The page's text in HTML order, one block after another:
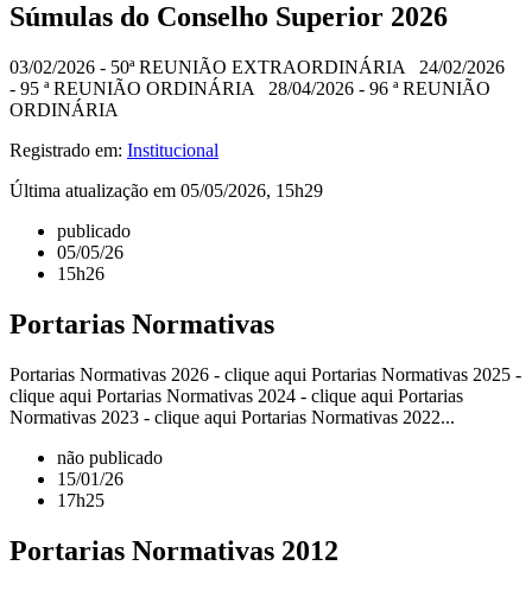
Súmulas do Conselho Superior 2026
03/02/2026 - 50ª REUNIÃO EXTRAORDINÁRIA 24/02/2026
- 95 ª REUNIÃO ORDINÁRIA 28/04/2026 - 96 ª REUNIÃO
ORDINÁRIA
Registrado em: Institucional
Última atualização em 05/05/2026, 15h29
publicado
05/05/26
15h26
Portarias Normativas
Portarias Normativas 2026 - clique aqui Portarias Normativas 2025 -
clique aqui Portarias Normativas 2024 - clique aqui Portarias
Normativas 2023 - clique aqui Portarias Normativas 2022...
não publicado
15/01/26
17h25
Portarias Normativas 2012